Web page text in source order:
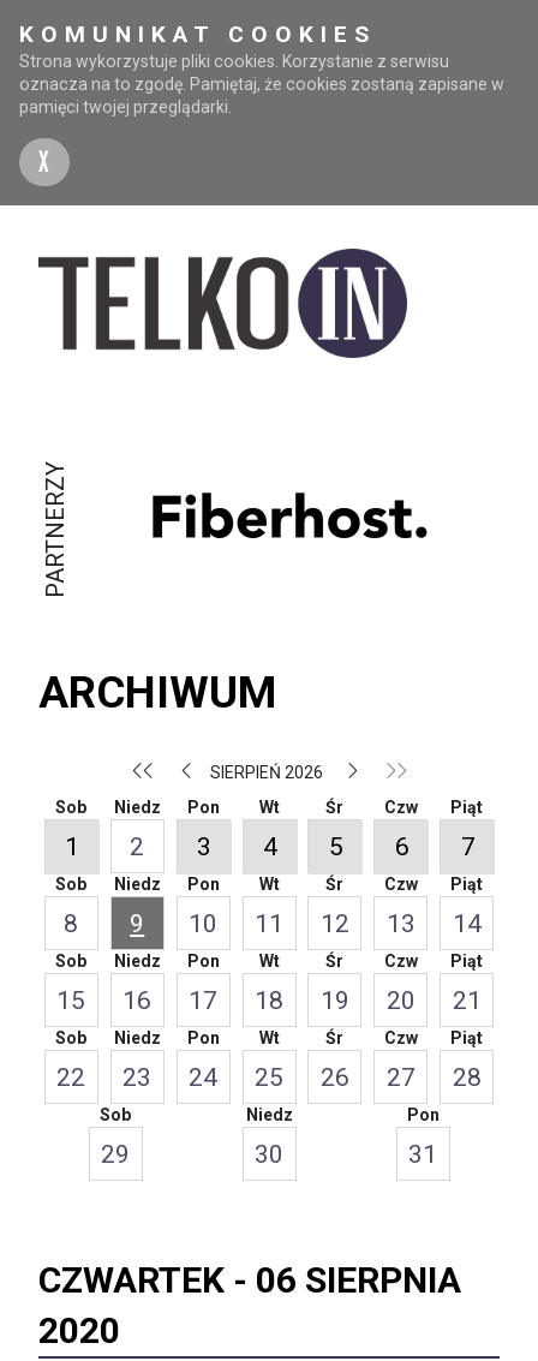
KOMUNIKAT COOKIES
Strona wykorzystuje pliki cookies. Korzystanie z serwisu
oznacza na to zgodę. Pamiętaj, że cookies zostaną zapisane w
pamięci twojej przeglądarki.
X
PARTNERZY
ARCHIWUM
SIERPIEŃ 2026
Sob
1
Niedz
2
Pon
3
Wt
4
Śr
5
Czw
6
Piąt
7
Sob
8
Niedz
9
Pon
10
Wt
11
Śr
12
Czw
13
Piąt
14
Sob
15
Niedz
16
Pon
17
Wt
18
Śr
19
Czw
20
Piąt
21
Sob
22
Niedz
23
Pon
24
Wt
25
Śr
26
Czw
27
Piąt
28
Sob
29
Niedz
30
Pon
31
CZWARTEK - 06 SIERPNIA
2020